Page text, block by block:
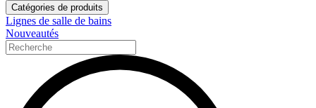
Catégories de produits
Lignes de salle de bains
Nouveautés